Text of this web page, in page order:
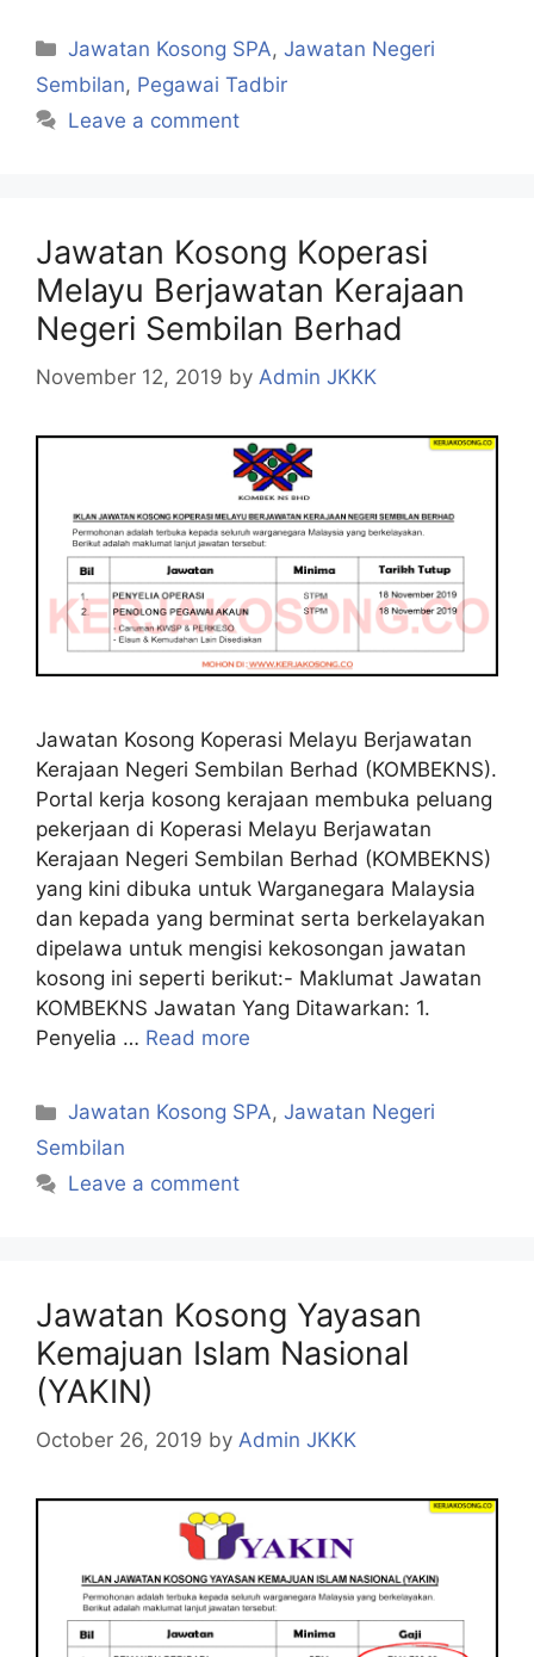
Categories
Jawatan Kosong SPA,Jawatan Negeri
Sembilan, Pegawai Tadbir
Leave a comment
Jawatan Kosong Koperasi
Melayu Berjawatan Kerajaan
Negeri Sembilan Berhad
November 12, 2019 by Admin JKKK
Jawatan Kosong Koperasi Melayu Berjawatan
Kerajaan Negeri Sembilan Berhad (KOMBEKNS).
Portal kerja kosong kerajaan membuka peluang
pekerjaan di Koperasi Melayu Berjawatan
Kerajaan Negeri Sembilan Berhad (KOMBEKNS)
yang kini dibuka untuk Warganegara Malaysia
dan kepada yang berminat serta berkelayakan
dipelawa untuk mengisi kekosongan jawatan
kosong ini seperti berikut:- Maklumat Jawatan
KOMBEKNS Jawatan Yang Ditawarkan: 1.
Penyelia … Read more
Categories
Jawatan Kosong SPA,Jawatan Negeri
Sembilan
Leave a comment
Jawatan Kosong Yayasan
Kemajuan Islam Nasional
(YAKIN)
October 26, 2019 by Admin JKKK